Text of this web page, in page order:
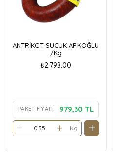
ANTRİKOT SUCUK APİKOĞLU
/Kg
₺2.798,00
PAKET FIYATI: 979,30 TL
Kg